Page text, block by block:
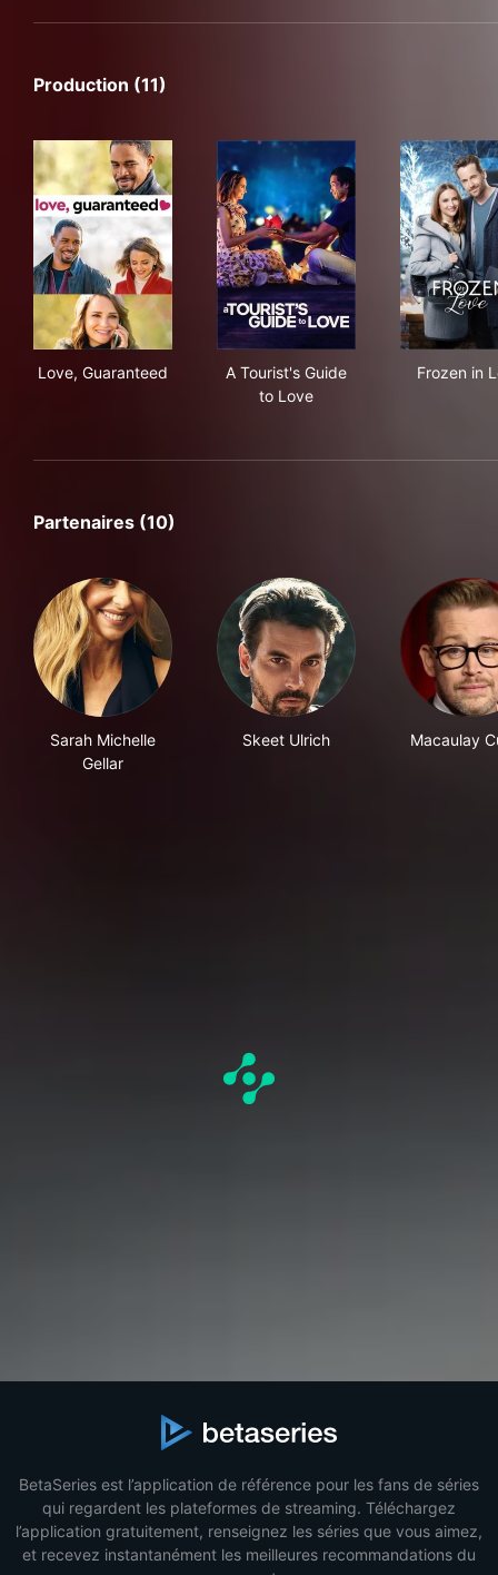
Production (11)
Love, Guaranteed
A Tourist's Guide
to Love
Frozen in
Partenaires (10)
Sarah Michelle
Gellar
Skeet Ulrich Macaulay
BetaSeries est l’application de référence pour les fans de séries
qui regardent les plateformes de streaming. Téléchargez
l’application gratuitement, renseignez les séries que vous aimez,
et recevez instantanément les meilleures recommandations du